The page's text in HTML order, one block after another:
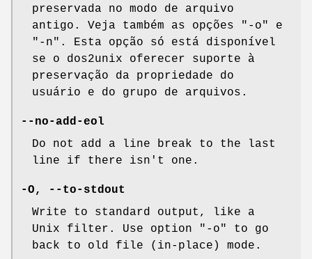
preservada no modo de arquivo
antigo. Veja também as opções
"-o"
e
"-n" . Esta opção só está disponível
se o dos2unix oferecer suporte à
preservação da propriedade do
usuário e do grupo de arquivos.
--no-add-eol
Do not add a line break to the last
line if there isn't one.
-O, --to-stdout
Write to standard output, like a
Unix filter. Use option
"-o"
to go
back to old file (in-place) mode.